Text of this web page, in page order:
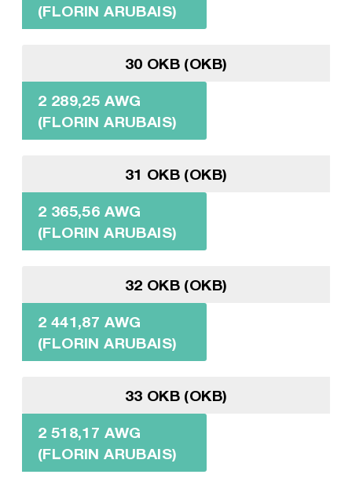
(FLORIN ARUBAIS)
30 OKB (OKB)
2 289,25 AWG
(FLORIN ARUBAIS)
31 OKB (OKB)
2 365,56 AWG
(FLORIN ARUBAIS)
32 OKB (OKB)
2 441,87 AWG
(FLORIN ARUBAIS)
33 OKB (OKB)
2 518,17 AWG
(FLORIN ARUBAIS)